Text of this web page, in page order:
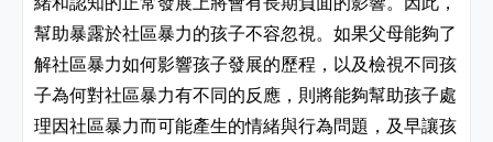
幫助暴露於社區暴力的孩子不容忽視。如果父母能夠了
解社區暴力如何影響孩子發展的歷程，以及檢視不同孩
子為何對社區暴力有不同的反應，則將能夠幫助孩子處
理因社區暴力而可能產生的情緒與行為問題，及早讓孩